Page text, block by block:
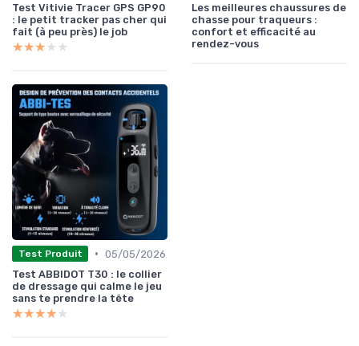
Test Vitivie Tracer GPS GP90
: le petit tracker pas cher qui
fait (à peu près) le job
★★★★★
★★★★★
Les meilleures chaussures de
chasse pour traqueurs :
confort et efficacité au
rendez-vous
Test Produit • 05/05/2026
Test ABBIDOT T30 : le collier
de dressage qui calme le jeu
sans te prendre la tête
★★★★★
★★★★★